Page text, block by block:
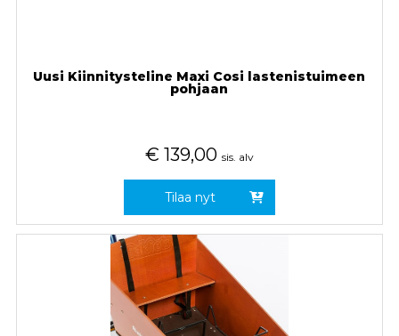
Uusi Kiinnitysteline Maxi Cosi lastenistuimeen
pohjaan
€ 139,00 sis. alv
Tilaa nyt